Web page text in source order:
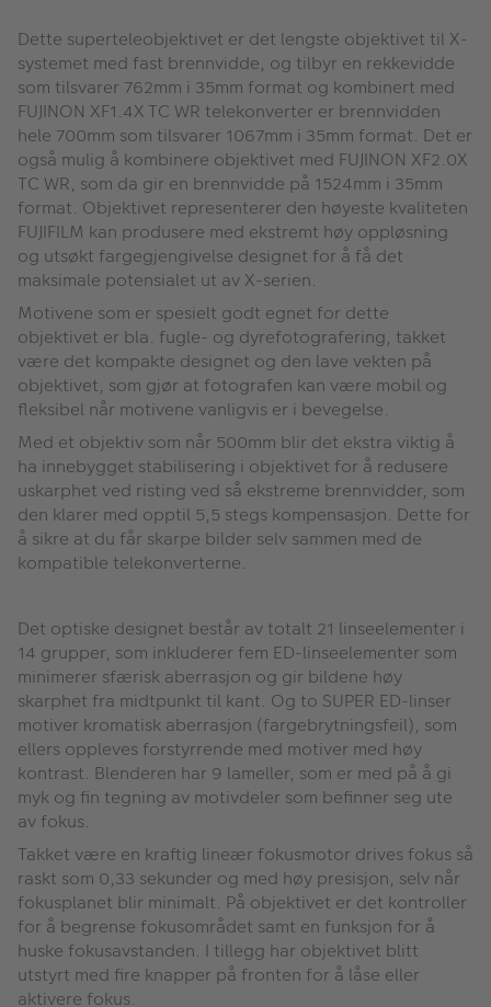
Dette superteleobjektivet er det lengste objektivet til X-
systemet med fast brennvidde, og tilbyr en rekkevidde
som tilsvarer 762mm i 35mm format og kombinert med
FUJINON XF1.4X TC WR telekonverter er brennvidden
hele 700mm som tilsvarer 1067mm i 35mm format. Det er
også mulig å kombinere objektivet med FUJINON XF2.0X
TC WR, som da gir en brennvidde på 1524mm i 35mm
format. Objektivet representerer den høyeste kvaliteten
FUJIFILM kan produsere med ekstremt høy oppløsning
og utsøkt fargegjengivelse designet for å få det
maksimale potensialet ut av X-serien.
Motivene som er spesielt godt egnet for dette
objektivet er bla. fugle- og dyrefotografering, takket
være det kompakte designet og den lave vekten på
objektivet, som gjør at fotografen kan være mobil og
fleksibel når motivene vanligvis er i bevegelse.
Med et objektiv som når 500mm blir det ekstra viktig å
ha innebygget stabilisering i objektivet for å redusere
uskarphet ved risting ved så ekstreme brennvidder, som
den klarer med opptil 5,5 stegs kompensasjon. Dette for
å sikre at du får skarpe bilder selv sammen med de
kompatible telekonverterne.
Det optiske designet består av totalt 21 linseelementer i
14 grupper, som inkluderer fem ED-linseelementer som
minimerer sfærisk aberrasjon og gir bildene høy
skarphet fra midtpunkt til kant. Og to SUPER ED-linser
motiver kromatisk aberrasjon (fargebrytningsfeil), som
ellers oppleves forstyrrende med motiver med høy
kontrast. Blenderen har 9 lameller, som er med på å gi
myk og fin tegning av motivdeler som befinner seg ute
av fokus.
Takket være en kraftig lineær fokusmotor drives fokus så
raskt som 0,33 sekunder og med høy presisjon, selv når
fokusplanet blir minimalt. På objektivet er det kontroller
for å begrense fokusområdet samt en funksjon for å
huske fokusavstanden. I tillegg har objektivet blitt
utstyrt med fire knapper på fronten for å låse eller
aktivere fokus.